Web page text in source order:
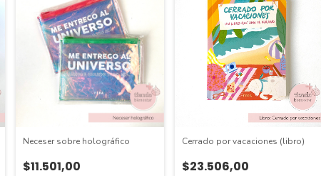
Neceser sobre holográfico
$11.501,00
Cerrado por vacaciones (libro)
$23.506,00